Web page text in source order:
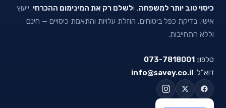
כיסוי טוב יותר למשפחה, ולשלם רק את המינימום ההכרחי. ייעוץ
אישי, בדיקת כפל ביטוחים, הוזלת עלויות והתאמת כיסויים — חינם
וללא התחייבות.
טלפון: 073-7818001
דוא"ל: info@savey.co.il